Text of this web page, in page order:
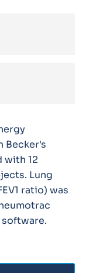
Becker's
with 12
Lung
ratio) was